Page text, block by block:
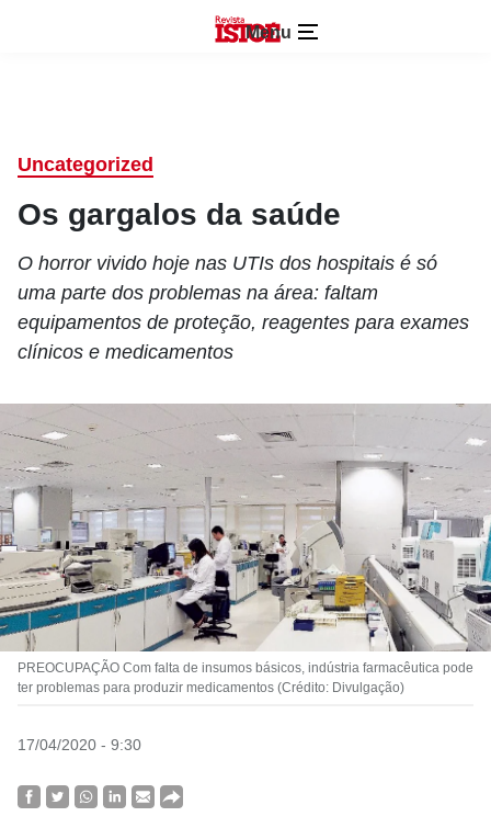
Menu
Uncategorized
Os gargalos da saúde
O horror vivido hoje nas UTIs dos hospitais é só
uma parte dos problemas na área: faltam
equipamentos de proteção, reagentes para exames
clínicos e medicamentos
PREOCUPAÇÃO Com falta de insumos básicos, indústria farmacêutica pode
ter problemas para produzir medicamentos (Crédito: Divulgação)
17/04/2020 - 9:30